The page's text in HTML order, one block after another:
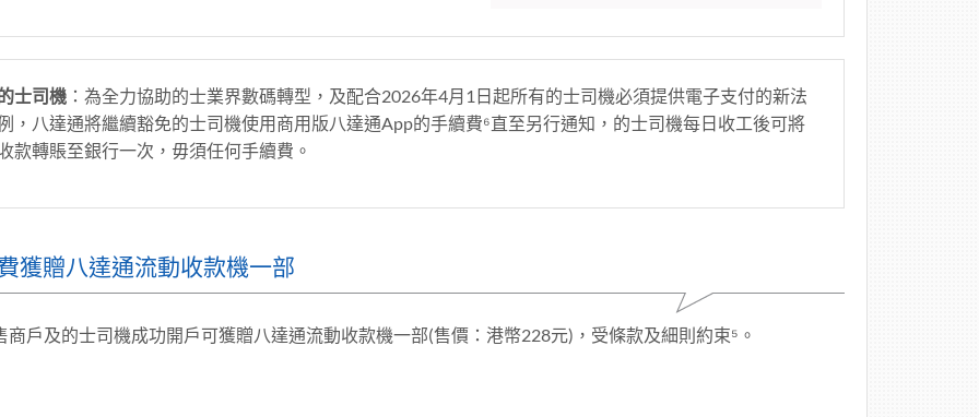
士司機：為全力協助的士業界數碼轉型，及配合2026年4月1日起所有的士司機必須提供電子支付的新法
，八達通將繼續豁免的士司機使用商用版八達通App的手續費⁶直至另行通知，的士司機每日收工後可將
款轉賬至銀行一次，毋須任何手續費。
獲贈八達通流動收款機一部
商戶及的士司機成功開戶可獲贈八達通流動收款機一部(售價：港幣228元)，受條款及細則約束⁵。